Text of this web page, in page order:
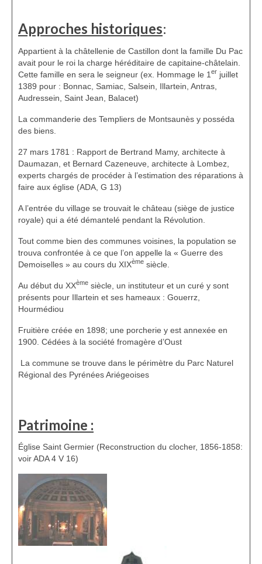
Alfred Parens
La garde aux Pyrénées de 1808 à 1814
Approches historiques:
Appartient à la châtellenie de Castillon dont la famille Du Pac
avait pour le roi la charge héréditaire de capitaine-châtelain.
Cette famille en sera le seigneur (ex. Hommage le 1 er juillet
1389 pour : Bonnac, Samiac, Salsein, Illartein, Antras,
Audressein, Saint Jean, Balacet)
La commanderie des Templiers de Montsaunès y posséda
des biens.
27 mars 1781 : Rapport de Bertrand Mamy, architecte à
Daumazan, et Bernard Cazeneuve, architecte à Lombez,
experts chargés de procéder à l’estimation des réparations à
faire aux église (ADA, G 13)
A l’entrée du village se trouvait le château (siège de justice
royale) qui a été démantelé pendant la Révolution.
Tout comme bien des communes voisines, la population se
trouva confrontée à ce que l’on appelle la « Guerre des
Demoiselles » au cours du XIXème siècle.
Au début du XXème siècle, un instituteur et un curé y sont
présents pour Illartein et ses hameaux : Gouerrz,
Hourmédiou
Fruitière créée en 1898; une porcherie y est annexée en
1900. Cédées à la société fromagère d’Oust
La commune se trouve dans le périmètre du Parc Naturel
Régional des Pyrénées Ariégeoises
Patrimoine :
Église Saint Germier (Reconstruction du clocher, 1856-1858:
voir ADA 4 V 16)